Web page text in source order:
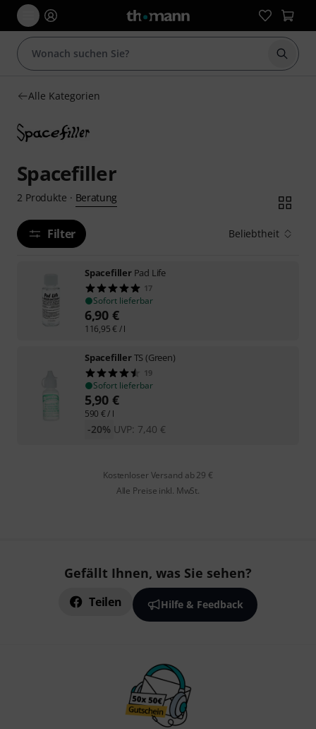
Suche
Alle Kategorien
Spacefiller
2 Produkte · Beratung
Filter Beliebtheit
Spacefiller Pad Life
17
Sofort lieferbar
6,90 €
116,95€ / l
SpacefillerTS (Green)
19
Sofort lieferbar
5,90 €
590 €/ l
UVP: 7,40 €
-20%
Kostenloser Versand ab 29 €
Alle Preise inkl. MwSt.
Gefällt Ihnen, was Sie sehen?
Teilen Hilfe & Feedback